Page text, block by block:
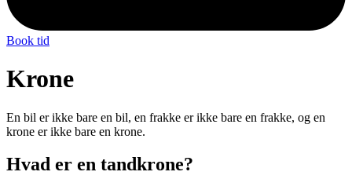
Book tid
Krone
En bil er ikke bare en bil, en frakke er ikke bare en frakke, og en
krone er ikke bare en krone.
Hvad er en tandkrone?